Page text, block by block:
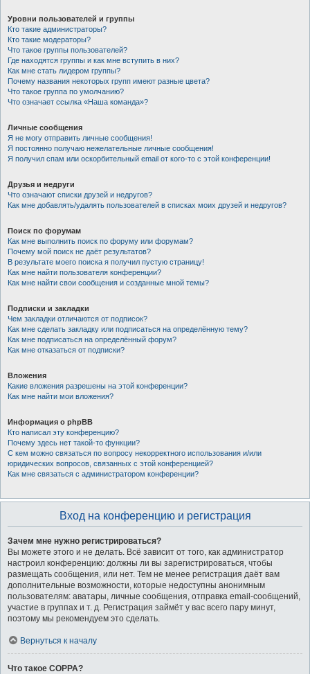
Уровни пользователей и группы
Кто такие администраторы?
Кто такие модераторы?
Что такое группы пользователей?
Где находятся группы и как мне вступить в них?
Как мне стать лидером группы?
Почему названия некоторых групп имеют разные цвета?
Что такое группа по умолчанию?
Что означает ссылка «Наша команда»?
Личные сообщения
Я не могу отправить личные сообщения!
Я постоянно получаю нежелательные личные сообщения!
Я получил спам или оскорбительный email от кого-то с этой конференции!
Друзья и недруги
Что означают списки друзей и недругов?
Как мне добавлять/удалять пользователей в списках моих друзей и недругов?
Поиск по форумам
Как мне выполнить поиск по форуму или форумам?
Почему мой поиск не даёт результатов?
В результате моего поиска я получил пустую страницу!
Как мне найти пользователя конференции?
Как мне найти свои сообщения и созданные мной темы?
Подписки и закладки
Чем закладки отличаются от подписок?
Как мне сделать закладку или подписаться на определённую тему?
Как мне подписаться на определённый форум?
Как мне отказаться от подписки?
Вложения
Какие вложения разрешены на этой конференции?
Как мне найти мои вложения?
Информация о phpBB
Кто написал эту конференцию?
Почему здесь нет такой-то функции?
С кем можно связаться по вопросу некорректного использования и/или
юридических вопросов, связанных с этой конференцией?
Как мне связаться с администратором конференции?
Вход на конференцию и регистрация
Зачем мне нужно регистрироваться?
Вы можете этого и не делать. Всё зависит от того, как администратор
настроил конференцию: должны ли вы зарегистрироваться, чтобы
размещать сообщения, или нет. Тем не менее регистрация даёт вам
дополнительные возможности, которые недоступны анонимным
пользователям: аватары, личные сообщения, отправка email-сообщений,
участие в группах и т. д. Регистрация займёт у вас всего пару минут,
поэтому мы рекомендуем это сделать.
Вернуться к началу
Что такое COPPA?